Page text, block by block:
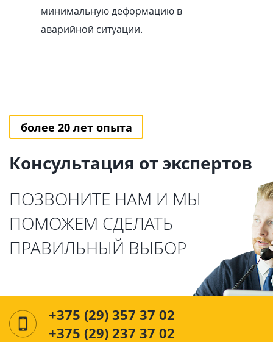
минимальную деформацию в
аварийной ситуации.
более 20 лет опыта
Консультация от экспертов
ПОЗВОНИТЕ НАМ И МЫ
ПОМОЖЕМ СДЕЛАТЬ
ПРАВИЛЬНЫЙ ВЫБОР
+375 (29) 357 37 02
+375 (29) 237 37 02